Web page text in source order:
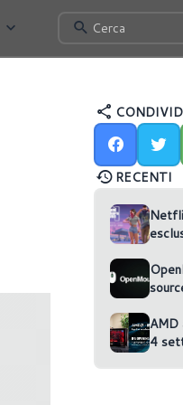
Cerca
RECENTI
4